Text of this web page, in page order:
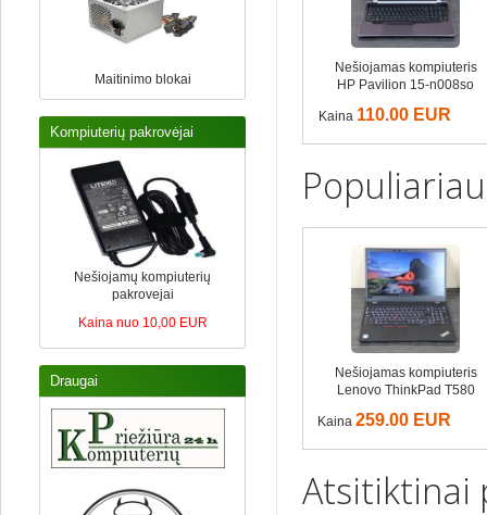
Maitinimo blokai
Kompiuterių pakrovėjai
Nešiojamų kompiuterių
pakrovejai
Kaina nuo 10,00 EUR
Draugai
Nešiojamas kompiuteris
HP Pavilion 15-n008so
Kaina 110.00 EUR
Nešiojamas kompiuteris
Lenovo ThinkPad T580
Kaina259.00 EUR
Atsitiktinai